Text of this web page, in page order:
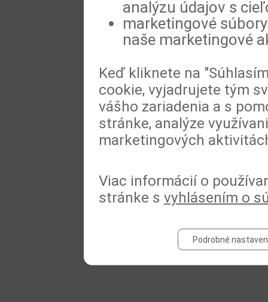
analýzu údajov s
marketingové
naše marketingové
Keď kliknete na
cookie, vyjadrujete tým
vášho zariadenia a s
stránke, analýze
marketingových
Viac informácií o
stránke s vyhlásením o
Podrobné